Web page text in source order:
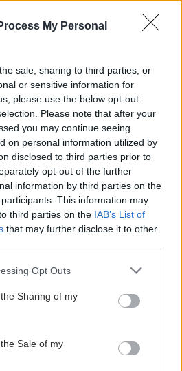
My Personal
sale, sharing to third parties, or
or sensitive information for
please use the below opt-out
Please note that after your
you may continue seeing
on personal information utilized by
disclosed to third parties prior to
opt-out of the further
information by third parties on the
participants. This information may
third parties on the IAB’s List of
that may further disclose it to other
app uses one or more Google
usage behaviour. You may click to
Google and its third-party tags to
purposes in below Google
Opt Outs
Sharing of my
Sale of my
Μάιο, λιγότεροι
Τροχαία: Αύξηση στους
νεκρούς τον
Φεβρουάριο, μείωση
στους τραυματίες
Η Ελλάδα τρίτη στην ΕΕ
σε θανάτους από
τροχαία - Σε ποια χώρα
είναι οι λιγότεροι
ΕΛΣΤΑΤ: Αισθητή
μείωση τραυματισμών